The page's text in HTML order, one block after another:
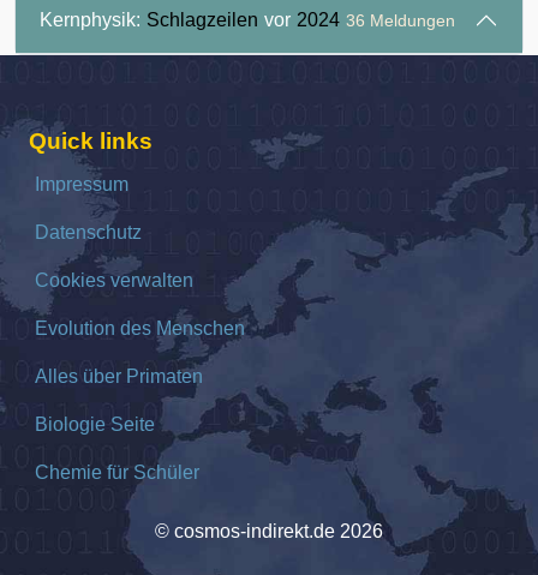
Kernphysik: Schlagzeilen vor 2024 36 Meldungen
Quick links
Impressum
Datenschutz
Cookies verwalten
Evolution des Menschen
Alles über Primaten
Biologie Seite
Chemie für Schüler
© cosmos-indirekt.de 2026